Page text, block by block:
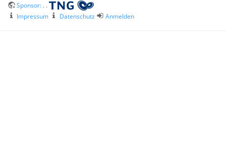
Sponsor: . .
Impressum
Datenschutz Anmelden